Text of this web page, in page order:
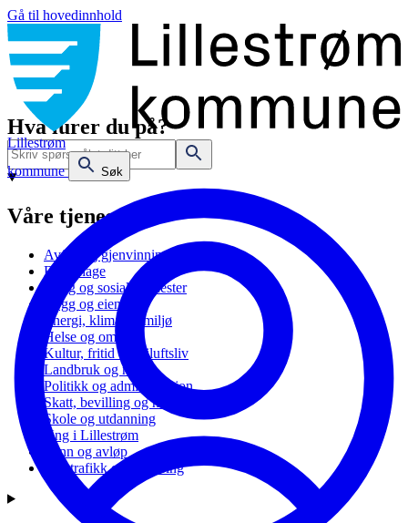
Gå til hovedinnhold
Lillestrøm
kommune
Søk
Hva lurer du på?
Våre tjenester
Avfall og gjenvinning
Barnehage
Bolig og sosiale tjenester
Bygg og eiendom
Energi, klima og miljø
Helse og omsorg
Kultur, fritid og friluftsliv
Landbruk og natur
Politikk og administrasjon
Skatt, bevilling og næring
Skole og utdanning
Ung i Lillestrøm
Vann og avløp
Vei, trafikk og parkering